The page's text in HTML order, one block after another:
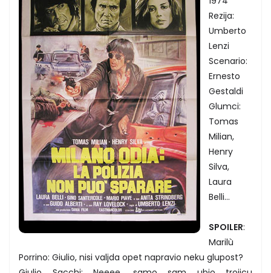
Rezija:
Umberto
Lenzi
Scenario:
Ernesto
Gestaldi
Glumci:
Tomas
Milian,
Henry
Silva,
Laura
Belli...
SPOILER:
Marilù
Porrino: Giulio, nisi valjda opet napravio neku glupost?